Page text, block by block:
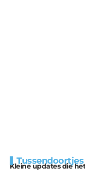
Tussendoortjes
Kleine updates die
voor kabouters